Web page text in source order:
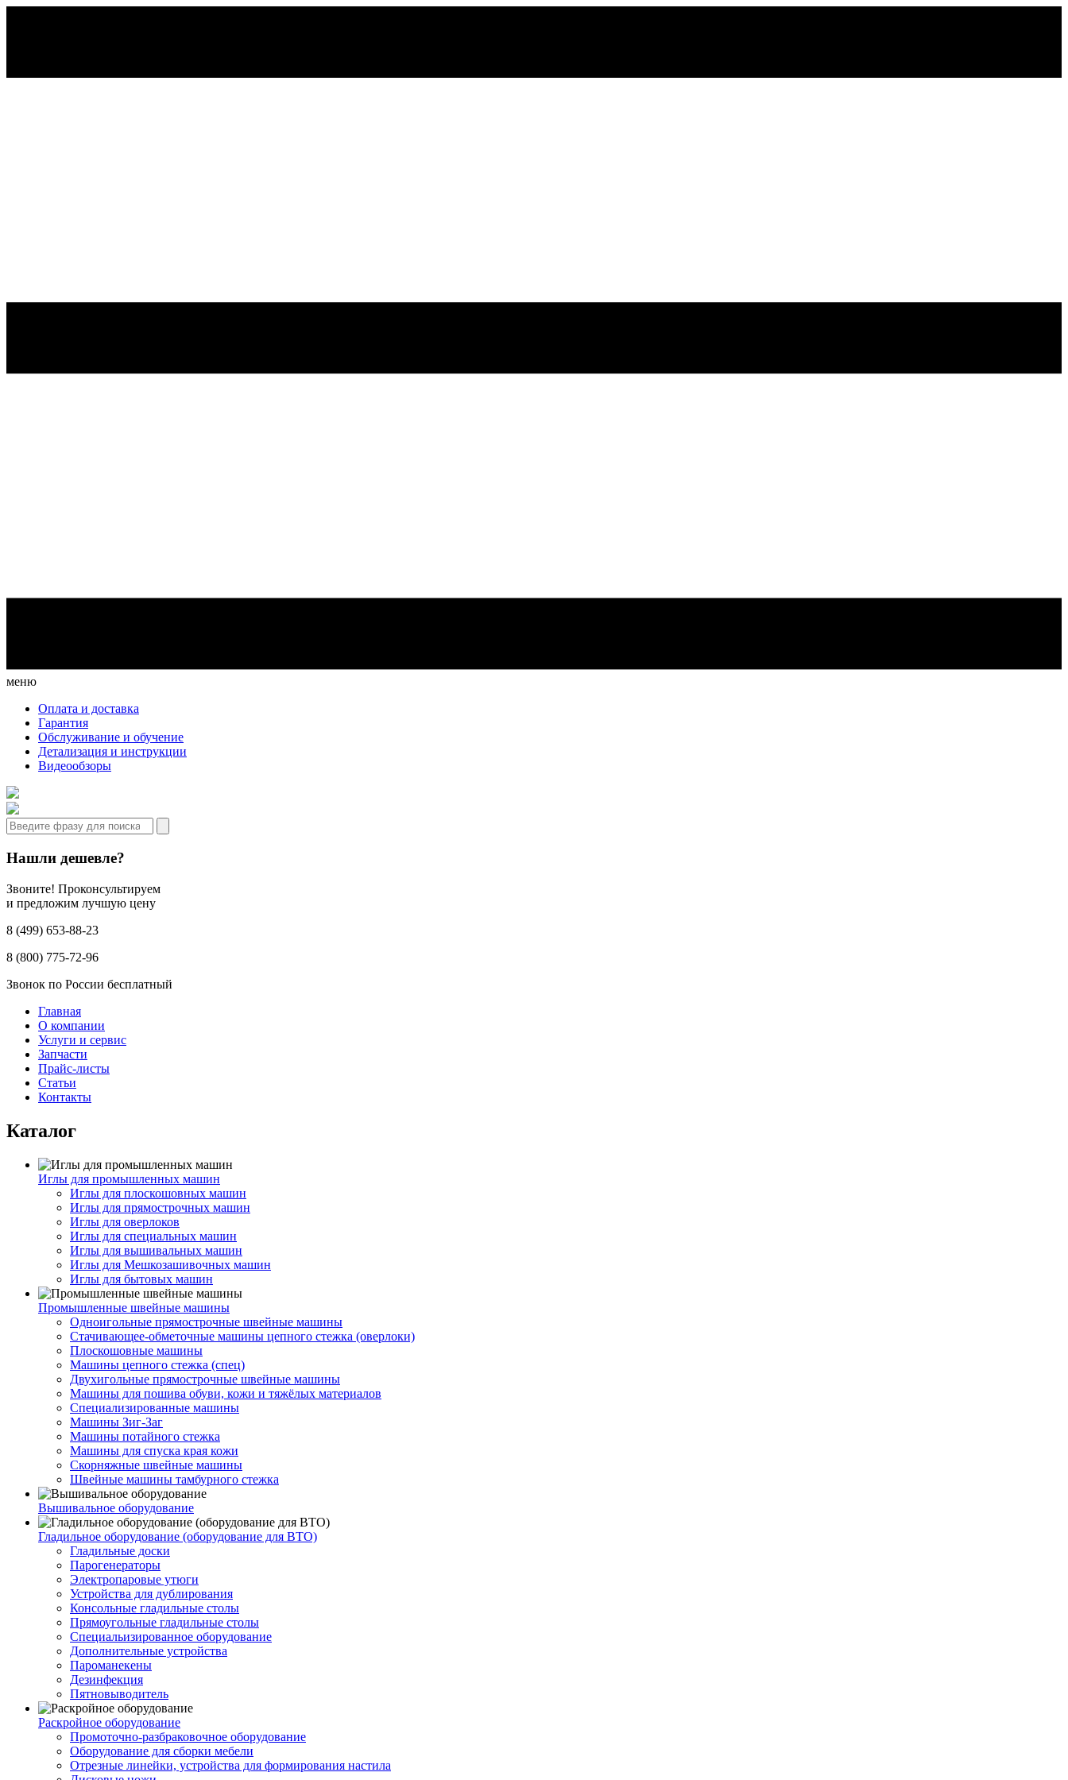
меню
Оплата и доставка
Гарантия
Обслуживание и обучение
Детализация и инструкции
Видеообзоры
Нашли дешевле?
Звоните! Проконсультируем
и предложим лучшую цену
8 (499) 653-88-23
8 (800) 775-72-96
Звонок по России бесплатный
Главная
О компании
Услуги и сервис
Запчасти
Прайс-листы
Статьи
Контакты
Каталог
Иглы для промышленных машин
Иглы для плоскошовных машин
Иглы для прямострочных машин
Иглы для оверлоков
Иглы для специальных машин
Иглы для вышивальных машин
Иглы для Мешкозашивочных машин
Иглы для бытовых машин
Промышленные швейные машины
Одноигольные прямострочные швейные машины
Стачивающее-обметочные машины цепного стежка (оверлоки)
Плоскошовные машины
Машины цепного стежка (спец)
Двухигольные прямострочные швейные машины
Машины для пошива обуви, кожи и тяжёлых материалов
Специализированные машины
Машины Зиг-Заг
Машины потайного стежка
Машины для спуска края кожи
Скорняжные швейные машины
Швейные машины тамбурного стежка
Вышивальное оборудование
Гладильное оборудование (оборудование для ВТО)
Гладильные доски
Парогенераторы
Электропаровые утюги
Устройства для дублирования
Консольные гладильные столы
Прямоугольные гладильные столы
Специальизированное оборудование
Дополнительные устройства
Пароманекены
Дезинфекция
Пятновыводитель
Раскройное оборудование
Промоточно-разбраковочное оборудование
Оборудование для сборки мебели
Отрезные линейки, устройства для формирования настила